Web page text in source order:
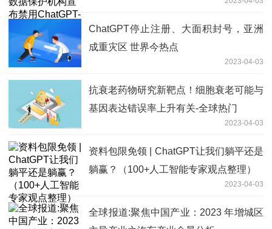
ChatGPT停止注册、大面积封号，亚洲
成重灾区 世界今热点
2023-04-03
抗衰老药物研究新靶点！细胞衰老可能与
基因表达错误率上升有关-全球热门
2023-04-03
资料包限免领 | ChatGPT让我们躺平还是
躺赢？（100+人工智能专家观点整理）
2023-04-03
全球报道:聚焦中国产业：2023 年增城区